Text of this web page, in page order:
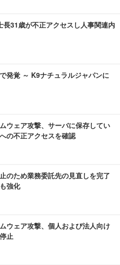
長31歳が不正アクセスし人事関連内
発覚 ～ K9ナチュラルジャパンに
ウェア攻撃、サーバに保存してい
の不正アクセスを確認
のため業務委託先の見直しを完了
強化
ウェア攻撃、個人および法人向け
止